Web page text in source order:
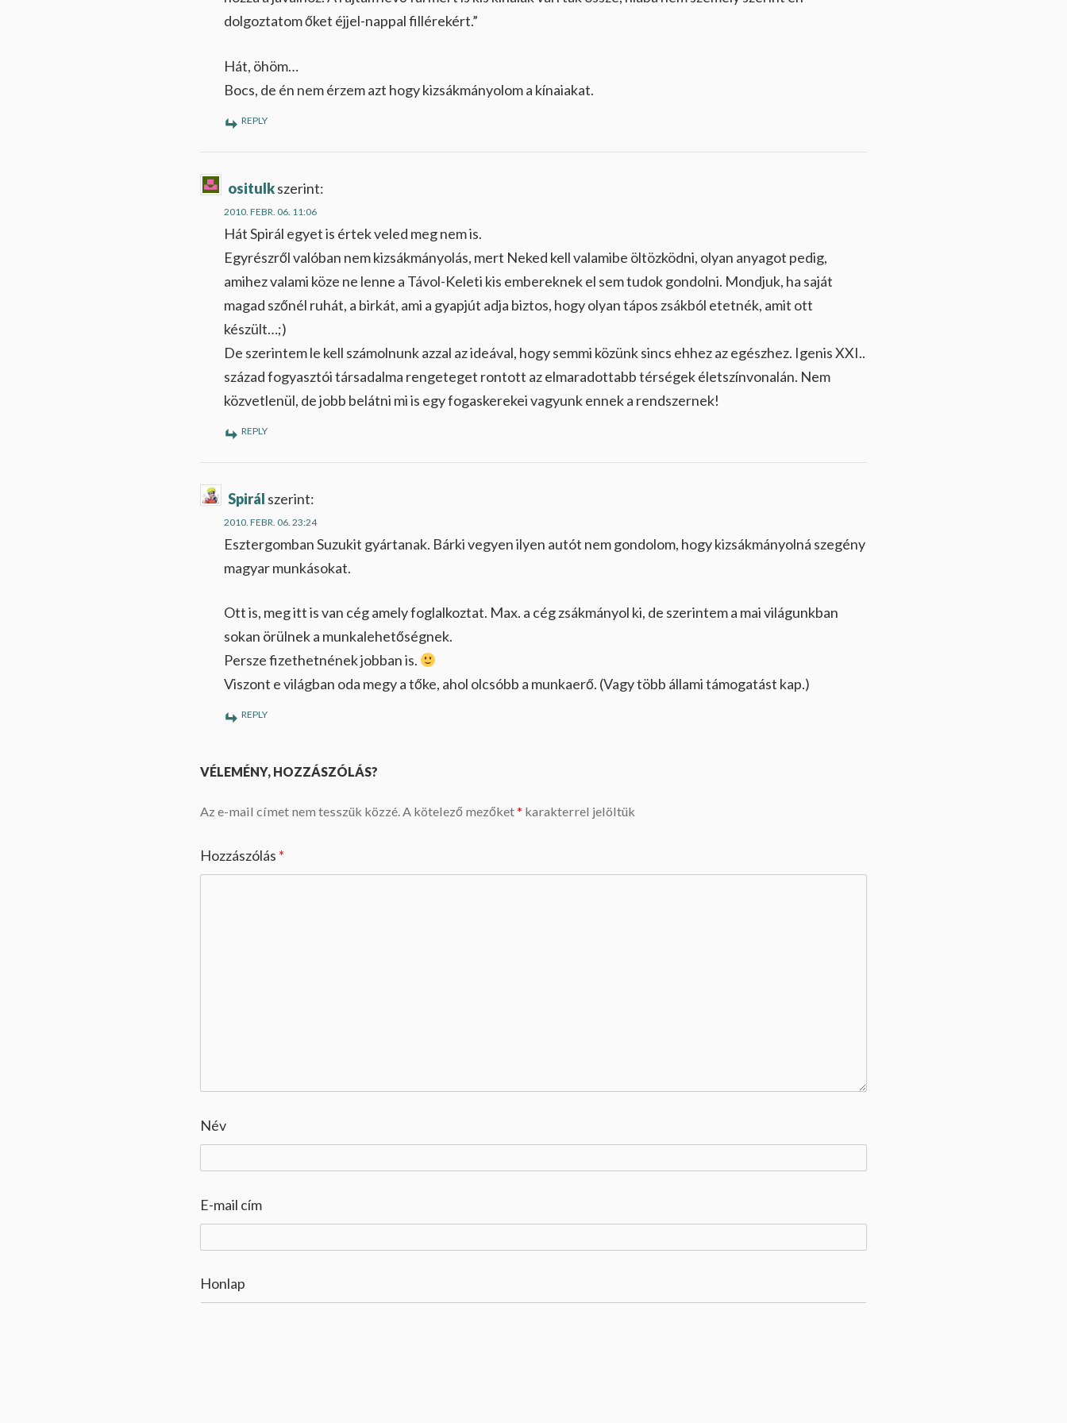
dolgoztatom őket éjjel-nappal fillérekért.”
Hát, öhöm…
Bocs, de én nem érzem azt hogy kizsákmányolom a kínaiakat.
REPLY
ositulk szerint:
2010. FEBR. 06. 11:06
Hát Spirál egyet is értek veled meg nem is.
Egyrészről valóban nem kizsákmányolás, mert Neked kell valamibe öltözködni, olyan anyagot pedig,
amihez valami köze ne lenne a Távol-Keleti kis embereknek el sem tudok gondolni. Mondjuk, ha saját
magad szőnél ruhát, a birkát, ami a gyapjút adja biztos, hogy olyan tápos zsákból etetnék, amit ott
készült…;)
De szerintem le kell számolnunk azzal az ideával, hogy semmi közünk sincs ehhez az egészhez. Igenis XXI..
század fogyasztói társadalma rengeteget rontott az elmaradottabb térségek életszínvonalán. Nem
közvetlenül, de jobb belátni mi is egy fogaskerekei vagyunk ennek a rendszernek!
REPLY
Spirál szerint:
2010. FEBR. 06. 23:24
Esztergomban Suzukit gyártanak. Bárki vegyen ilyen autót nem gondolom, hogy kizsákmányolná szegény
magyar munkásokat.
Ott is, meg itt is van cég amely foglalkoztat. Max. a cég zsákmányol ki, de szerintem a mai világunkban
sokan örülnek a munkalehetőségnek.
Persze fizethetnének jobban is.
Viszont e világban oda megy a tőke, ahol olcsóbb a munkaerő. (Vagy több állami támogatást kap.)
REPLY
VÉLEMÉNY, HOZZÁSZÓLÁS?
Az e-mail címet nem tesszük közzé.A kötelező mezőket* karakterrel jelöltük
Hozzászólás *
Név
E-mail cím
Honlap